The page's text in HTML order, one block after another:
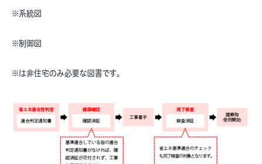
※系統図
※制御図
※は非住宅のみ必要な図書です。